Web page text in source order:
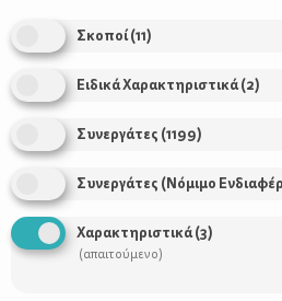
Χρήσιμοι
Τι είναι το
Σκοποί(11)
Ειδικά Χαρακτηριστικά(2)
Συνεργάτες (1199)
Συνεργάτες (Νόμιμο
Χαρακτηριστικά(3)
(απαιτούμενο)